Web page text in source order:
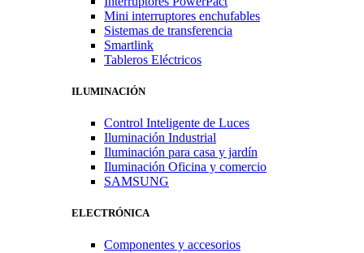
Mini interruptores enchufables
Sistemas de transferencia
Smartlink
Tableros Eléctricos
ILUMINACIÓN
Control Inteligente de Luces
Iluminación Industrial
Iluminación para casa y jardín
Iluminación Oficina y comercio
SAMSUNG
ELECTRÓNICA
Componentes y accesorios